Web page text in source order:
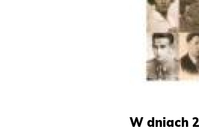
W dniach